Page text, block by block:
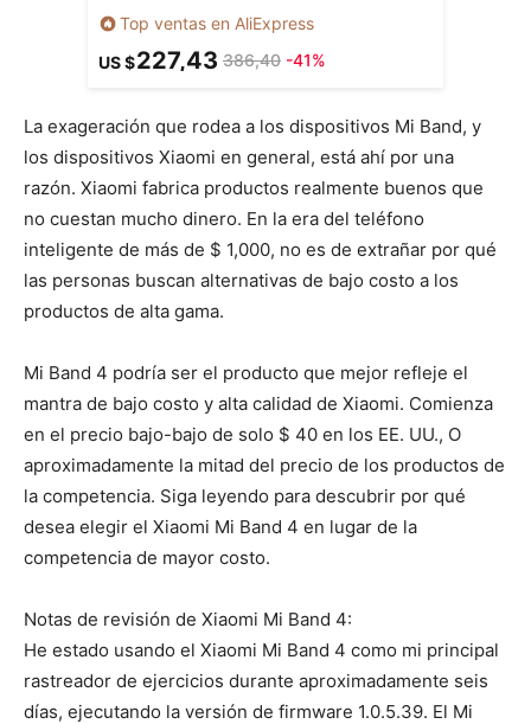
Top ventas en AliExpress
US $227,43 386,40 -41%
La exageración que rodea a los dispositivos Mi Band, y
los dispositivos Xiaomi en general, está ahí por una
razón. Xiaomi fabrica productos realmente buenos que
no cuestan mucho dinero. En la era del teléfono
inteligente de más de $ 1,000, no es de extrañar por qué
las personas buscan alternativas de bajo costo a los
productos de alta gama.
Mi Band 4 podría ser el producto que mejor refleje el
mantra de bajo costo y alta calidad de Xiaomi. Comienza
en el precio bajo-bajo de solo $ 40 en los EE. UU., O
aproximadamente la mitad del precio de los productos de
la competencia. Siga leyendo para descubrir por qué
desea elegir el Xiaomi Mi Band 4 en lugar de la
competencia de mayor costo.
Notas de revisión de Xiaomi Mi Band 4:
He estado usando el Xiaomi Mi Band 4 como mi principal
rastreador de ejercicios durante aproximadamente seis
días, ejecutando la versión de firmware 1.0.5.39. El Mi